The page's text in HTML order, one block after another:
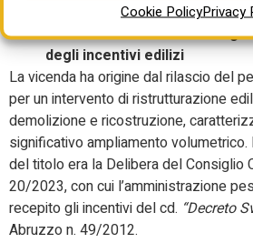
Cookie PolicyPrivacy
Il caso studio: il Comune di
della discordia. Il divieto di
degli incentivi edilizi
La vicenda ha origine dal rilascio del
per un intervento di ristrutturazione
demolizione e ricostruzione,
significativo ampliamento volumetrico.
del titolo era la Delibera del Consiglio
20/2023, con cui l’amministrazione
recepito gli incentivi del cd. “Decreto
Abruzzo n. 49/2012.